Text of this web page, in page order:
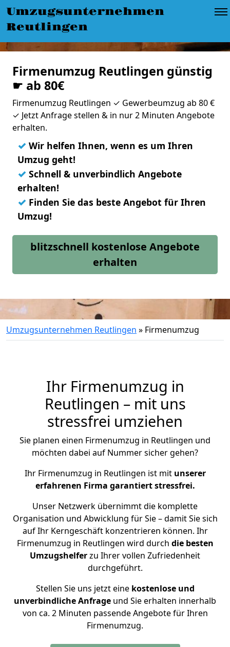
Umzugsunternehmen
Reutlingen
Firmenumzug Reutlingen günstig
☛ ab 80€
Firmenumzug Reutlingen ✓ Gewerbeumzug ab 80 €
✓ Jetzt Anfrage stellen & in nur 2 Minuten Angebote
erhalten.
✓ Wir helfen Ihnen, wenn es um Ihren
Umzug geht!
✓ Schnell & unverbindlich Angebote
erhalten!
✓ Finden Sie das beste Angebot für Ihren
Umzug!
blitzschnell kostenlose Angebote
erhalten
Umzugsunternehmen Reutlingen » Firmenumzug
Ihr Firmenumzug in
Reutlingen – mit uns
stressfrei umziehen
Sie planen einen Firmenumzug in Reutlingen und
möchten dabei auf Nummer sicher gehen?
Ihr Firmenumzug in Reutlingen ist mit unserer
erfahrenen Firma garantiert stressfrei.
Unser Netzwerk übernimmt die komplette
Organisation und Abwicklung für Sie – damit Sie sich
auf Ihr Kerngeschäft konzentrieren können. Ihr
Firmenumzug in Reutlingen wird durch die besten
Umzugshelferzu Ihrer vollen Zufriedenheit
durchgeführt.
Stellen Sie uns jetzt eine kostenlose und
unverbindliche Anfrage und Sie erhalten innerhalb
von ca. 2 Minuten passende Angebote für Ihren
Firmenumzug.